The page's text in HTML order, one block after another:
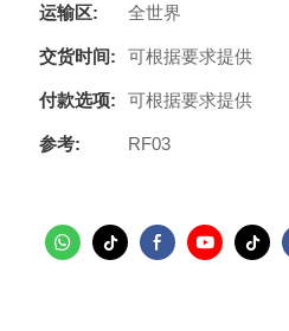
运输区: 全世界
交货时间: 可根据要求提供
付款选项: 可根据要求提供
参考: RF03